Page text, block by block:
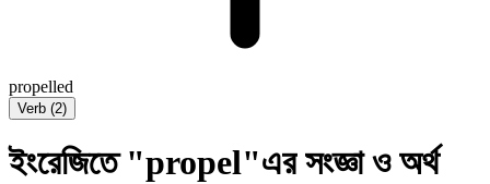
propelled
Verb (2)
ইংরেজিতে "propel"এর সংজ্ঞা ও অর্থ